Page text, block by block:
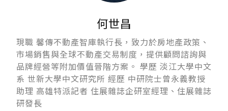
何世昌
現職 馨傳不動產智庫執行長，致力於房地產政策、
市場銷售與全球不動產交易制度，提供顧問諮詢與
品牌經營等附加價值晉階方案。 學歷 淡江大學中文
系 世新大學中文研究所 經歷 中研院士曾永義教授
助理 高雄特派記者 住展雜誌企研室經理、住展雜誌
研發長